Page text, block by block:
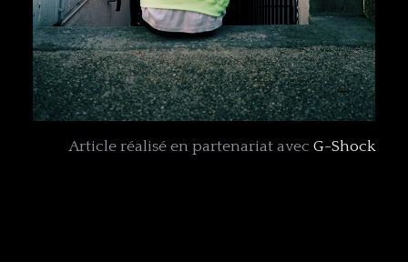
Article réalisé en partenariat avec G-Shock